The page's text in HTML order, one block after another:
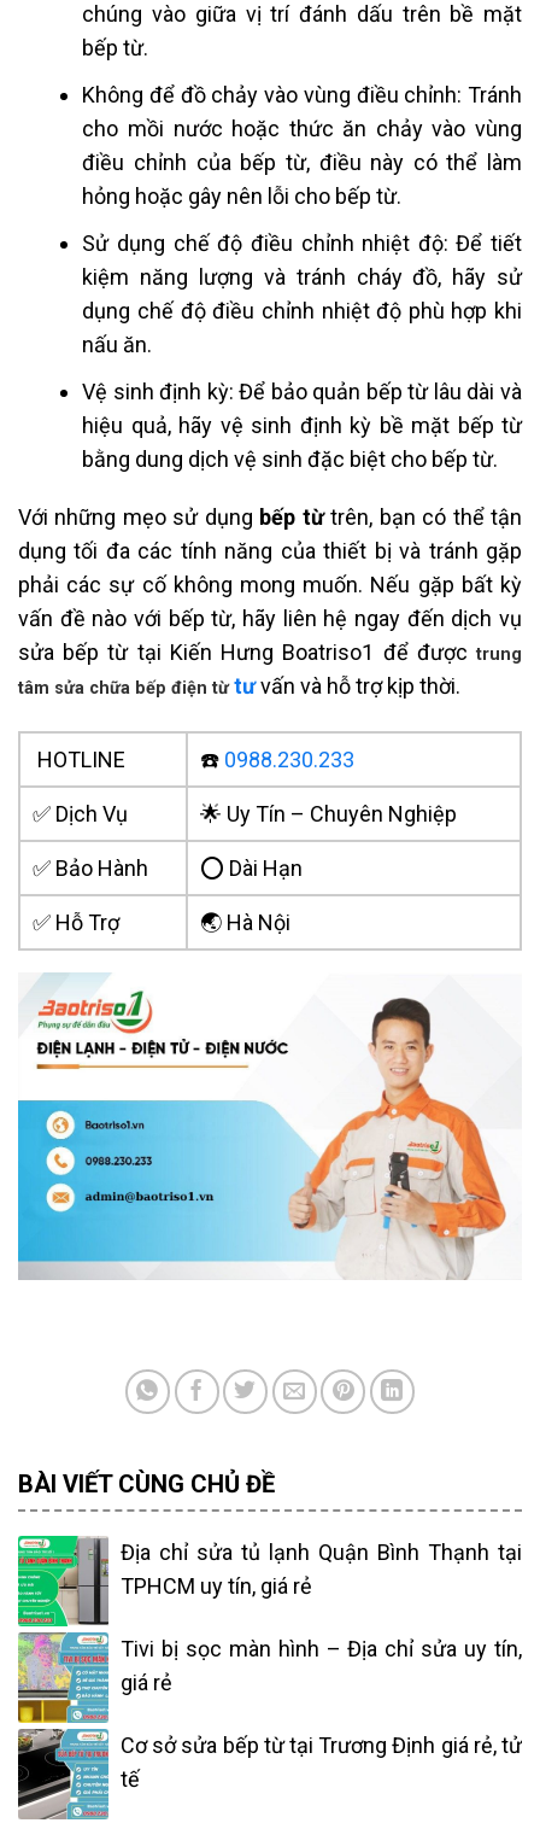
chúng vào giữa vị trí đánh dấu trên bề mặt
bếp từ.
Không để đồ chảy vào vùng điều chỉnh: Tránh
cho mồi nước hoặc thức ăn chảy vào vùng
điều chỉnh của bếp từ, điều này có thể làm
hỏng hoặc gây nên lỗi cho bếp từ.
Sử dụng chế độ điều chỉnh nhiệt độ: Để tiết
kiệm năng lượng và tránh cháy đồ, hãy sử
dụng chế độ điều chỉnh nhiệt độ phù hợp khi
nấu ăn.
Vệ sinh định kỳ: Để bảo quản bếp từ lâu dài và
hiệu quả, hãy vệ sinh định kỳ bề mặt bếp từ
bằng dung dịch vệ sinh đặc biệt cho bếp từ.
Với những mẹo sử dụng bếp từtrên, bạn có thể tận
dụng tối đa các tính năng của thiết bị và tránh gặp
phải các sự cố không mong muốn. Nếu gặp bất kỳ
vấn đề nào với bếp từ, hãy liên hệ ngay đến dịch vụ
sửa bếp từ tại Kiến Hưng Boatriso1 để được trung
tâm sửa chữa bếp điện từtưvấn và hỗ trợ kịp thời.
HOTLINE ☎️ 0988.230.233
✅ Dịch Vụ 🌟 Uy Tín – Chuyên Nghiệp
✅ Bảo Hành ⭕ Dài Hạn
✅ Hỗ Trợ 🌏 Hà Nội
BÀI VIẾT CÙNG CHỦ ĐỀ
Địa chỉ sửa tủ lạnh Quận Bình Thạnh tại
TPHCM uy tín, giá rẻ
Tivi bị sọc màn hình – Địa chỉ sửa uy tín,
giá rẻ
Cơ sở sửa bếp từ tại Trương Định giá rẻ, tử
tế